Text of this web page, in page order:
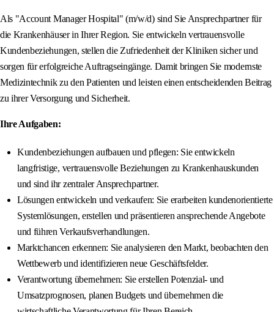
Als "Account Manager Hospital" (m/w/d) sind Sie Ansprechpartner für
die Krankenhäuser in Ihrer Region. Sie entwickeln vertrauensvolle
Kundenbeziehungen, stellen die Zufriedenheit der Kliniken sicher und
sorgen für erfolgreiche Auftragseingänge. Damit bringen Sie modernste
Medizintechnik zu den Patienten und leisten einen entscheidenden Beitrag
zu ihrer Versorgung und Sicherheit.
Ihre Aufgaben:
Kundenbeziehungen aufbauen und pflegen: Sie entwickeln
langfristige, vertrauensvolle Beziehungen zu Krankenhauskunden
und sind ihr zentraler Ansprechpartner.
Lösungen entwickeln und verkaufen: Sie erarbeiten kundenorientierte
Systemlösungen, erstellen und präsentieren ansprechende Angebote
und führen Verkaufsverhandlungen.
Marktchancen erkennen: Sie analysieren den Markt, beobachten den
Wettbewerb und identifizieren neue Geschäftsfelder.
Verantwortung übernehmen: Sie erstellen Potenzial- und
Umsatzprognosen, planen Budgets und übernehmen die